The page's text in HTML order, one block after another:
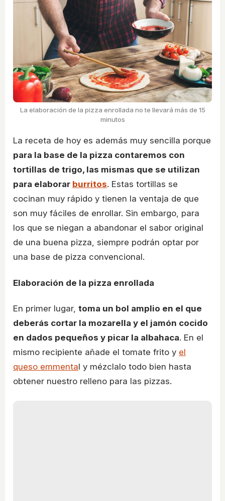
La elaboración de la pizza enrollada no te llevará más de 15
minutos
La receta de hoy es además muy sencilla porque
para la base de la pizza contaremos con
tortillas de trigo, las mismas que se utilizan
para elaborar burritos. Estas tortillas se
cocinan muy rápido y tienen la ventaja de que
son muy fáciles de enrollar. Sin embargo, para
los que se niegan a abandonar el sabor original
de una buena pizza, siempre podrán optar por
una base de pizza convencional.
Elaboración de la pizza enrollada
En primer lugar, toma un bol amplio en el que
deberás cortar la mozarella y el jamón cocido
en dados pequeños y picar la albahaca. En el
mismo recipiente añade el tomate frito y el
queso emmental y mézclalo todo bien hasta
obtener nuestro relleno para las pizzas.